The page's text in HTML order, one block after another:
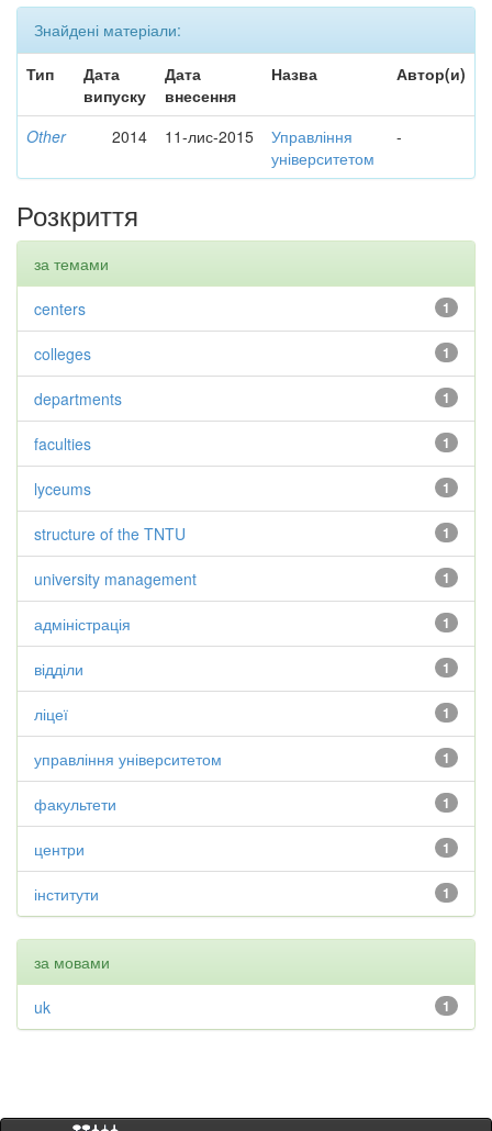
Знайдені матеріали:
Тип
Дата
випуску
Дата
внесення
Назва Автор(и)
Other 2014 11-лис-2015
Управління
університетом
-
Розкриття
за темами
1
centers
1
colleges
1
departments
1
faculties
1
lyceums
1
structure of the TNTU
1
university management
1
адміністрація
1
відділи
1
ліцеї
1
управління університетом
1
факультети
1
центри
1
інститути
за мовами
1
uk